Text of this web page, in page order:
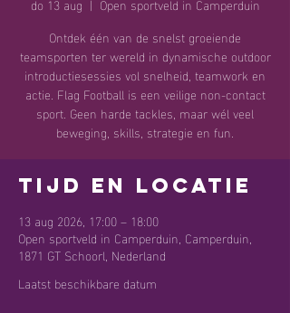
Ontdek één van de snelst groeiende
teamsporten ter wereld in dynamische outdoor
introductiesessies vol snelheid, teamwork en
actie. Flag Football is een veilige non-contact
sport. Geen harde tackles, maar wél veel
beweging, skills, strategie en fun.
Tijd en locatie
13 aug 2026, 17:00 – 18:00
Open sportveld in Camperduin, Camperduin,
1871 GT Schoorl, Nederland
Laatst beschikbare datum